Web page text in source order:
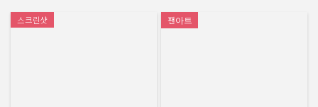
스크린샷 팬아트